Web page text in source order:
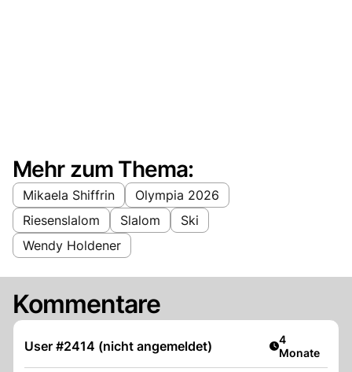
Mehr zum Thema:
Mikaela Shiffrin
Olympia 2026
Riesenslalom
Slalom
Ski
Wendy Holdener
Kommentare
User #2414 (nicht angemeldet) Artikel
4
Monate